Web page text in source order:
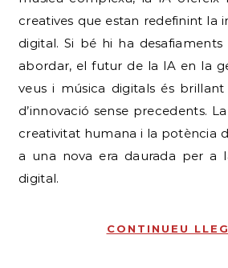
creatives que estan redefinint la
digital. Si bé hi ha
abordar, el futur de la IA en la
veus i música digitals és
d’innovació sense precedents.
creativitat humana i la potència
a una nova era daurada per a
digital.
CONTINUEU